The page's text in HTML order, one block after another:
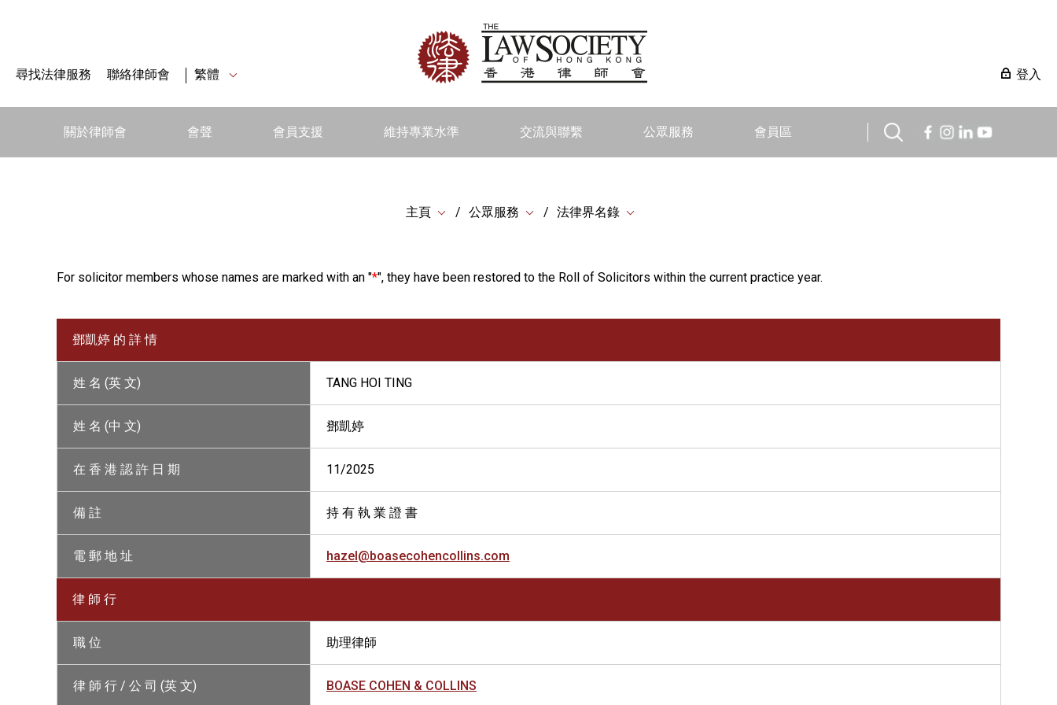
尋找法律服務 聯絡律師會 繁體 登入
關於律師會 會聲 會員支援 維持專業水準 交流與聯繫 公眾服務 會員區
主頁 公眾服務 法律界名錄
For solicitor members whose names are marked with an "*", they have been restored to the Roll of Solicitors within the current practice year.
鄧凱婷 的 詳 情
姓 名 (英 文) TANG HOI TING
姓 名 (中 文) 鄧凱婷
在 香 港 認 許 日 期 11/2025
備 註 持 有 執 業 證 書
電 郵 地 址 hazel@boasecohencollins.com
律 師 行
職 位 助理律師
律 師 行 / 公 司 (英 文) BOASE COHEN & COLLINS